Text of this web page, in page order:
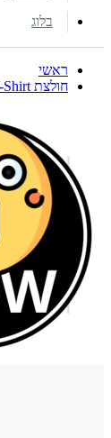
בלוג
ראשי
חולצת Velites HOLO T-Shirt - מהדורת CrossFit - ירוק